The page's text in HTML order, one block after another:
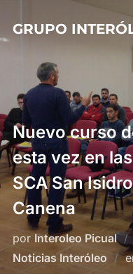
GRUPO
Nuevo curso
esta vez en
SCA San
Canena
por Interoleo Picual
Noticias Interóleo